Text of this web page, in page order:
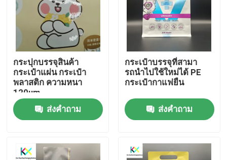
สินค้า
วิดีโอ
เกี่ยวกับเรา
ทัวร์โรงงาน
ควบคุมคุณภาพ
กระปุกบรรจุสินค้า
กระเป๋าแผ่น กระเป๋า
พลาสติก ความหนา
120um
ส่งคำถาม
กระเป๋าบรรจุที่สามา
รถนําไปใช้ใหม่ได้ PE
กระเป๋ากาแฟยืน
ส่งคำถาม